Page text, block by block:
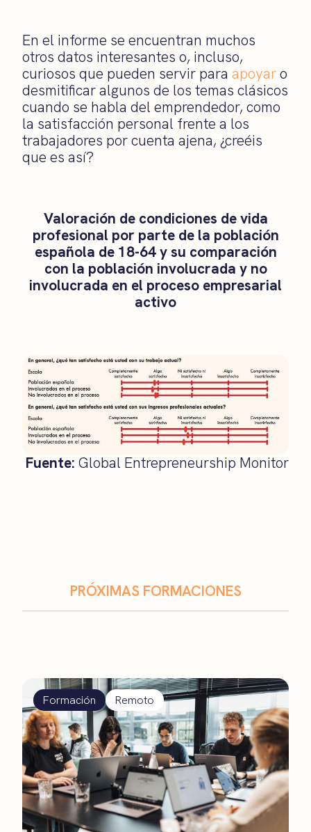
En el informe se encuentran muchos
otros datos interesantes o, incluso,
curiosos que pueden servir para apoyaro
desmitificar algunos de los temas clásicos
cuando se habla del emprendedor, como
la satisfacción personal frente a los
trabajadores por cuenta ajena, ¿creéis
que es así?
Valoración de condiciones de vida
profesional por parte de la población
española de 18-64 y su comparación
con la población involucrada y no
involucrada en el proceso empresarial
activo
Fuente: Global Entrepreneurship Monitor
PRÓXIMAS FORMACIONES
Formación Remoto